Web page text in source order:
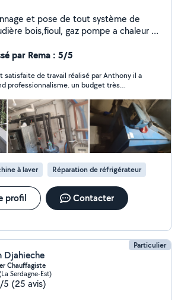
et pose de tout système de
bois,fioul, gaz pompe a chaleur et
de chauffe-eau et la
plomberie et mon ami
ou au travail l idée je repars et
la journée la voiture sera prête si
un message si besoin
par Rema : 5/5
de travail réalisé par Anthony il a
professionnalisme. un budget très
à laver Réparation de réfrigérateur
profil Contacter
Particulier
Djahieche
Chauffagiste
Serdagne-Est)
5 (25 avis)